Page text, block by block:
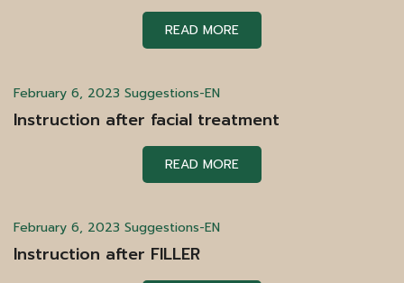
READ MORE
February 6, 2023 Suggestions-EN
Instruction after facial treatment
READ MORE
February 6, 2023 Suggestions-EN
Instruction after FILLER